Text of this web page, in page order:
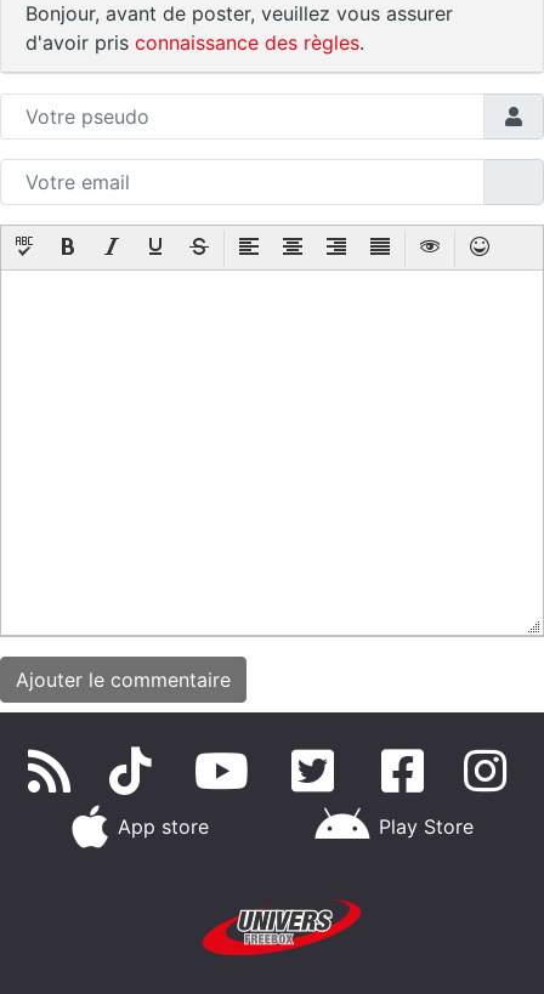
Bonjour, avant de poster, veuillez vous assurer
d'avoir pris connaissance des règles.
App store Play Store